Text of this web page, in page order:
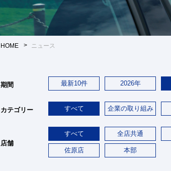
HOME ニュース
期間 最新10件 2026年
カテゴリー すべて 企業の取り組み
店舗
すべて 全店共通
佐原店 本部